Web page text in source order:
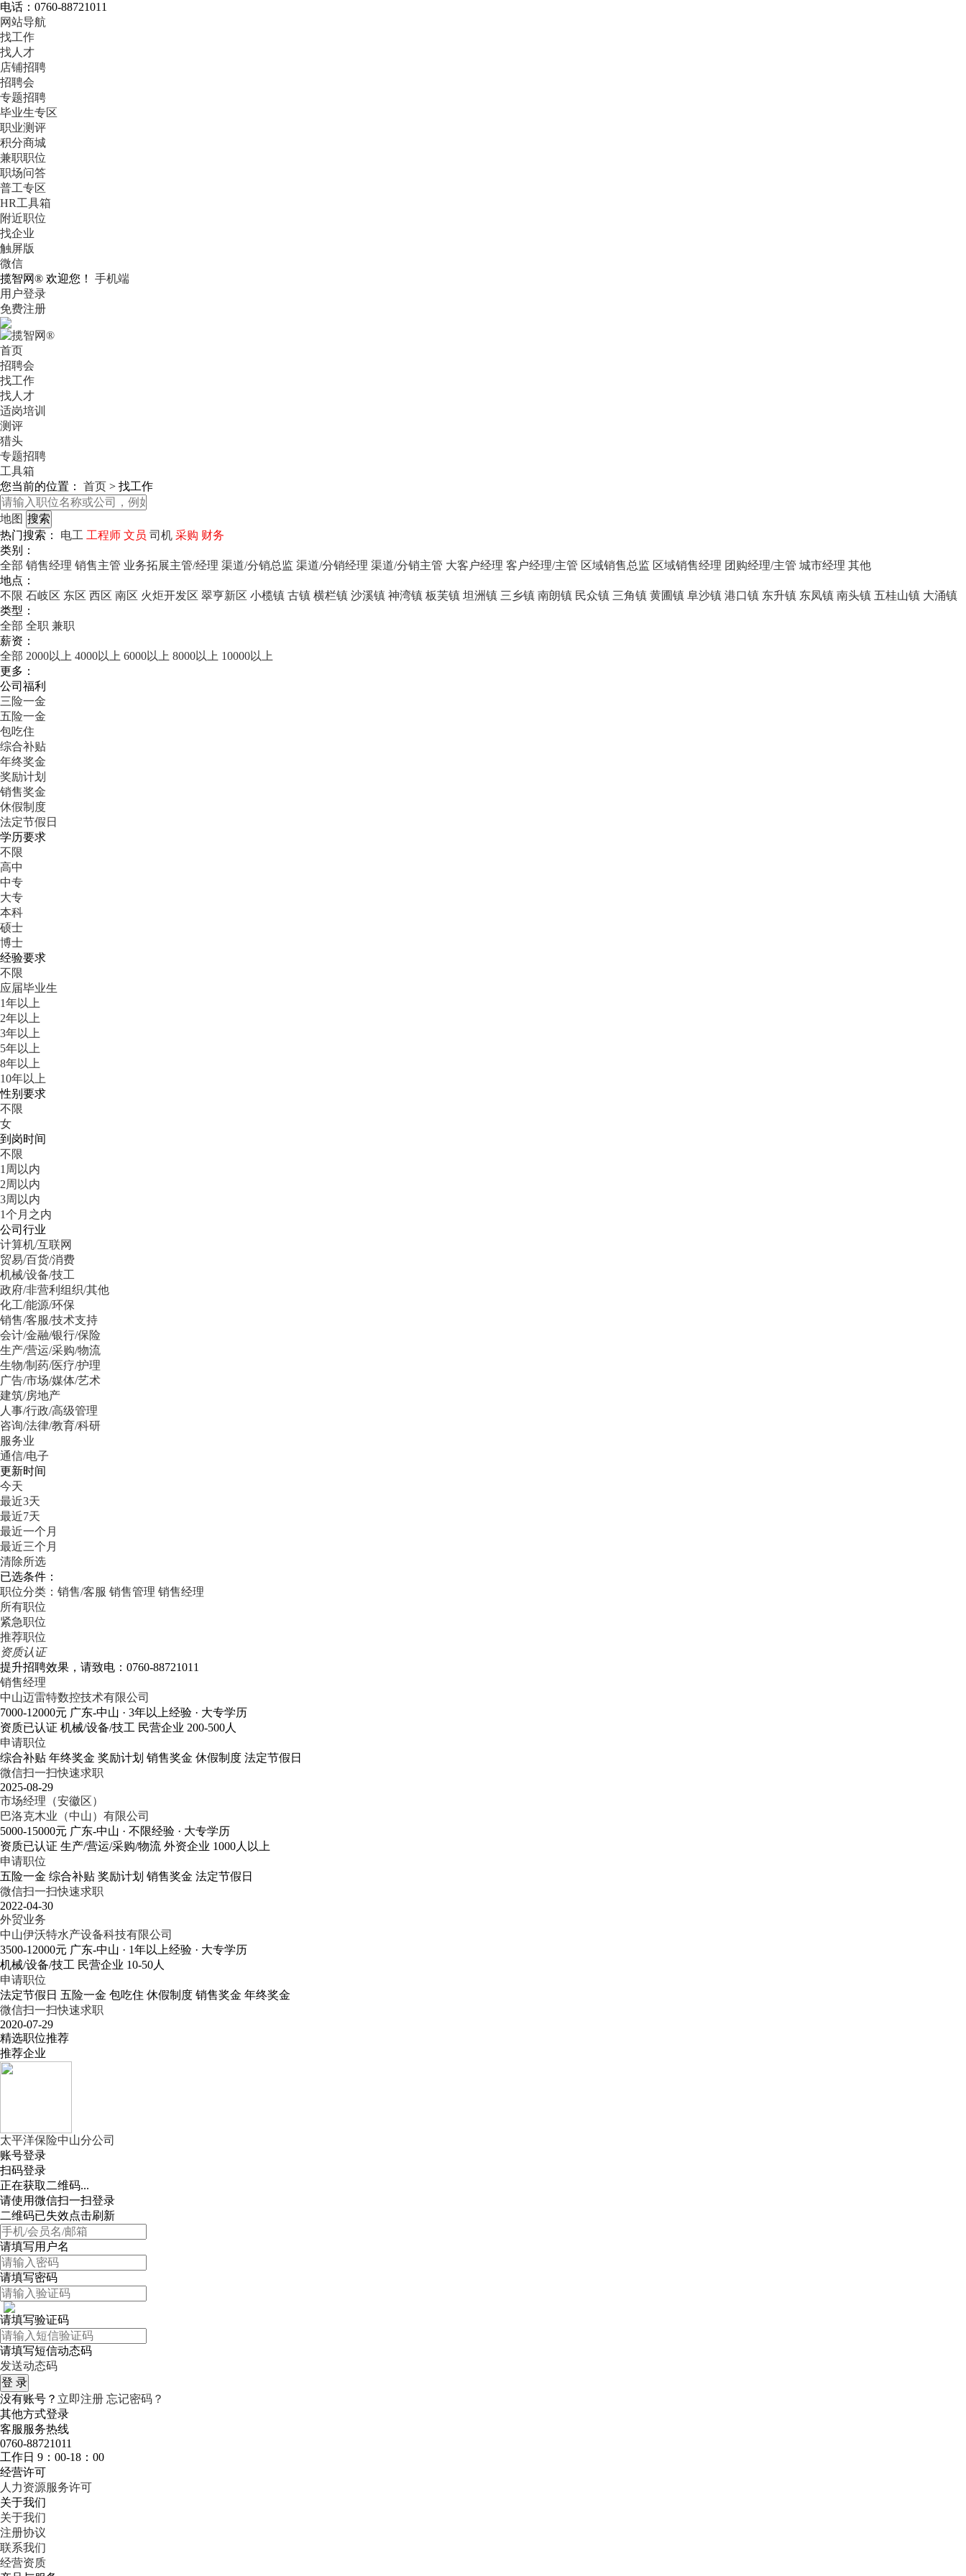
电话：0760-88721011
网站导航
找工作
找人才
店铺招聘
招聘会
专题招聘
毕业生专区
职业测评
积分商城
兼职职位
职场问答
普工专区
HR工具箱
附近职位
找企业
触屏版
微信
揽智网® 欢迎您！
手机端
用户登录
免费注册
首页
招聘会
找工作
找人才
适岗培训
测评
猎头
专题招聘
工具箱
您当前的位置： 首页 > 找工作
地图
热门搜索： 电工 工程师 文员 司机 采购 财务
类别：
全部 销售经理 销售主管 业务拓展主管/经理 渠道/分销总监 渠道/分销经理 渠道/分销主管 大客户经理 客户经理/主管 区域销售总监 区域销售经理 团购经理/主管 城市经理 其他
地点：
不限 石岐区 东区 西区 南区 火炬开发区 翠亨新区 小榄镇 古镇 横栏镇 沙溪镇 神湾镇 板芙镇 坦洲镇 三乡镇 南朗镇 民众镇 三角镇 黄圃镇 阜沙镇 港口镇 东升镇 东凤镇 南头镇 五桂山镇 大涌镇
类型：
全部 全职 兼职
薪资：
全部 2000以上 4000以上 6000以上 8000以上 10000以上
更多：
公司福利
三险一金
五险一金
包吃住
综合补贴
年终奖金
奖励计划
销售奖金
休假制度
法定节假日
学历要求
不限
高中
中专
大专
本科
硕士
博士
经验要求
不限
应届毕业生
1年以上
2年以上
3年以上
5年以上
8年以上
10年以上
性别要求
不限
女
到岗时间
不限
1周以内
2周以内
3周以内
1个月之内
公司行业
计算机/互联网
贸易/百货/消费
机械/设备/技工
政府/非营利组织/其他
化工/能源/环保
销售/客服/技术支持
会计/金融/银行/保险
生产/营运/采购/物流
生物/制药/医疗/护理
广告/市场/媒体/艺术
建筑/房地产
人事/行政/高级管理
咨询/法律/教育/科研
服务业
通信/电子
更新时间
今天
最近3天
最近7天
最近一个月
最近三个月
清除所选
已选条件：
职位分类：销售/客服 销售管理 销售经理
所有职位
紧急职位
推荐职位
资质认证
提升招聘效果，请致电：0760-88721011
销售经理
中山迈雷特数控技术有限公司
7000-12000元 广东-中山 · 3年以上经验 · 大专学历
资质已认证 机械/设备/技工 民营企业 200-500人
申请职位
综合补贴 年终奖金 奖励计划 销售奖金 休假制度 法定节假日
微信扫一扫快速求职
2025-08-29
市场经理（安徽区）
巴洛克木业（中山）有限公司
5000-15000元 广东-中山 · 不限经验 · 大专学历
资质已认证 生产/营运/采购/物流 外资企业 1000人以上
申请职位
五险一金 综合补贴 奖励计划 销售奖金 法定节假日
微信扫一扫快速求职
2022-04-30
外贸业务
中山伊沃特水产设备科技有限公司
3500-12000元 广东-中山 · 1年以上经验 · 大专学历
机械/设备/技工 民营企业 10-50人
申请职位
法定节假日 五险一金 包吃住 休假制度 销售奖金 年终奖金
微信扫一扫快速求职
2020-07-29
精选职位推荐
推荐企业
太平洋保险中山分公司
账号登录
扫码登录
正在获取二维码...
请使用微信扫一扫登录
二维码已失效点击刷新
请填写用户名
请填写密码
请填写验证码
请填写短信动态码
发送动态码
没有账号？ 立即注册 忘记密码？
其他方式登录
客服服务热线
0760-88721011
工作日 9：00-18：00
经营许可
人力资源服务许可
关于我们
关于我们
注册协议
联系我们
经营资质